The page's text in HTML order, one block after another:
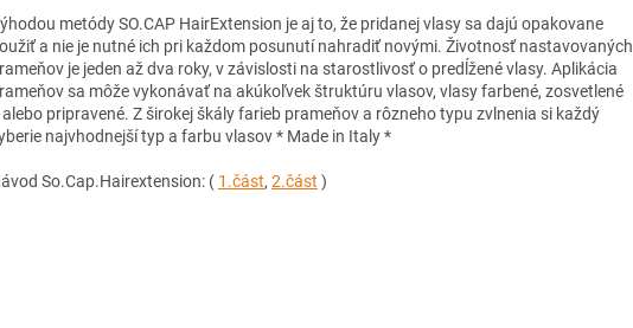
metódy SO.CAP HairExtension je aj to, že pridanej vlasy sa dajú opakovane
a nie je nutné ich pri každom posunutí nahradiť novými. Životnosť nastavovaných
je jeden až dva roky, v závislosti na starostlivosť o predĺžené vlasy. Aplikácia
sa môže vykonávať na akúkoľvek štruktúru vlasov, vlasy farbené, zosvetlené
pripravené. Z širokej škály farieb prameňov a rôzneho typu zvlnenia si každý
najvhodnejší typ a farbu vlasov * Made in Italy *
So.Cap.Hairextension: ( 1.část, 2.část )